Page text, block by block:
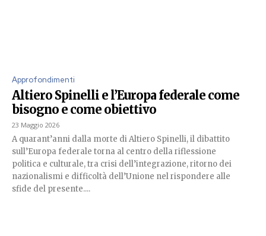
Approfondimenti
Altiero Spinelli e l’Europa federale come
bisogno e come obiettivo
23 Maggio 2026
A quarant’anni dalla morte di Altiero Spinelli, il dibattito
sull’Europa federale torna al centro della riflessione
politica e culturale, tra crisi dell’integrazione, ritorno dei
nazionalismi e difficoltà dell’Unione nel rispondere alle
sfide del presente....